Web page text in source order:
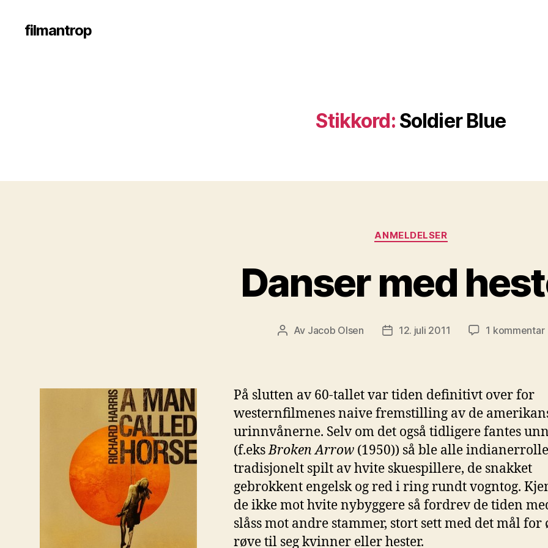
filmantrop
Stikkord: Soldier Blue
Kategorier
ANMELDELSER
Danser med
Innleggsforfatter
Av Jacob Olsen Publiseringsdato
12. juli 2011 1 kommentartil
På slutten av 60-tallet var tiden definitivt over for
westernfilmenes naive fremstilling av de
urinnvånerne. Selv om det også tidligere fantes
(f.eksBroken Arrow (1950)) så ble alle
tradisjonelt spilt av hvite skuespillere, de snakket
gebrokkent engelsk og red i ring rundt vogntog.
de ikke mot hvite nybyggere så fordrev de tiden
slåss mot andre stammer, stort sett med det mål for
røve til seg kvinner eller hester.